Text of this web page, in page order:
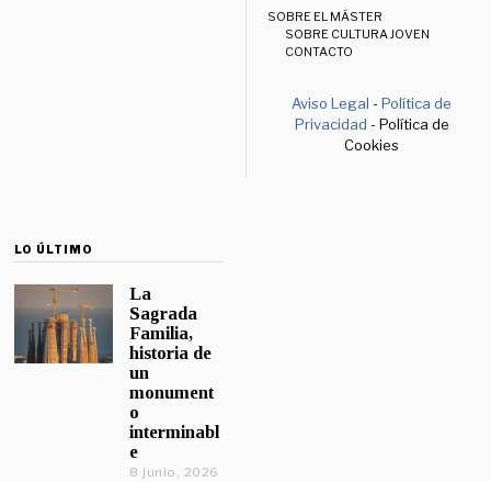
SOBRE EL MÁSTER
SOBRE CULTURA JOVEN
CONTACTO
Aviso Legal -Política de
Privacidad - Política de
Cookies
LO ÚLTIMO
La
Sagrada
Familia,
historia de
un
monument
o
interminabl
e
8 junio, 2026